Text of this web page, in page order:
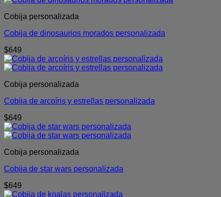
Cobija personalizada
Cobija de dinosaurios morados personalizada
$649
Cobija personalizada
Cobija de arcoíris y estrellas personalizada
$649
Cobija personalizada
Cobija de star wars personalizada
$649